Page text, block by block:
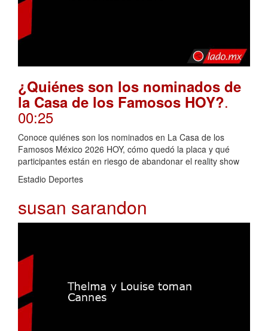
¿Quiénes son los nominados de
la Casa de los Famosos HOY?.
00:25
Conoce quiénes son los nominados en La Casa de los
Famosos México 2026 HOY, cómo quedó la placa y qué
participantes están en riesgo de abandonar el reality show
Estadio Deportes
susan sarandon